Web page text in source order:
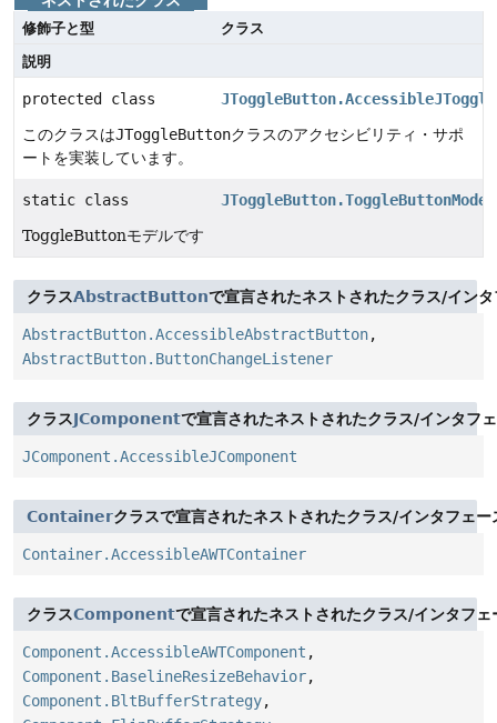
修飾子と型
クラス
説明
protected class
このクラスはJToggleButtonクラスのアクセシビリティ・サポ
ートを実装しています。
static class
JToggleButton.ToggleButtonModel
ToggleButtonモデルです
クラスAbstractButtonで宣言されたネストされたクラス/イン
AbstractButton.AccessibleAbstractButton,
AbstractButton.ButtonChangeListener
クラスJComponentで宣言されたネストされたクラス/インタフ
JComponent.AccessibleJComponent
Containerクラスで宣言されたネストされたクラス/インタフェー
Container.AccessibleAWTContainer
クラスComponentで宣言されたネストされたクラス/インタフェ
Component.AccessibleAWTComponent ,
Component.BaselineResizeBehavior,
Component.BltBufferStrategy,